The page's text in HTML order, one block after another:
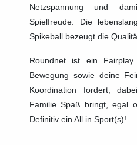
Netzspannung und
Spielfreude. Die
Spikeball bezeugt die
Roundnet ist ein
Bewegung sowie deine
Koordination fordert,
Familie Spaß bringt, egal
Definitiv ein All in Sport(s)!